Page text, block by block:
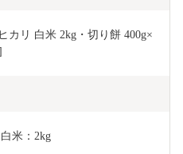
カリ 白米 2kg・切り餅 400g×
米：2kg